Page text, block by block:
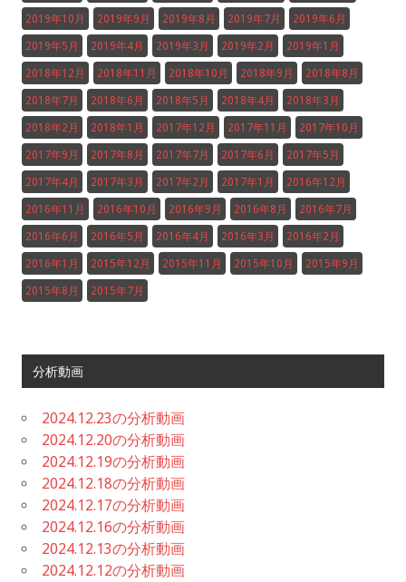
2019年10月 2019年9月 2019年8月 2019年7月 2019年6月
2019年5月 2019年4月 2019年3月 2019年2月 2019年1月
2018年12月 2018年11月 2018年10月 2018年9月 2018年8月
2018年7月 2018年6月 2018年5月 2018年4月 2018年3月
2018年2月 2018年1月 2017年12月 2017年11月 2017年10月
2017年9月 2017年8月 2017年7月 2017年6月 2017年5月
2017年4月 2017年3月 2017年2月 2017年1月 2016年12月
2016年11月 2016年10月 2016年9月 2016年8月 2016年7月
2016年6月 2016年5月 2016年4月 2016年3月 2016年2月
2016年1月 2015年12月 2015年11月 2015年10月 2015年9月
2015年8月 2015年7月
分析動画
2024.12.23の分析動画
2024.12.20の分析動画
2024.12.19の分析動画
2024.12.18の分析動画
2024.12.17の分析動画
2024.12.16の分析動画
2024.12.13の分析動画
2024.12.12の分析動画